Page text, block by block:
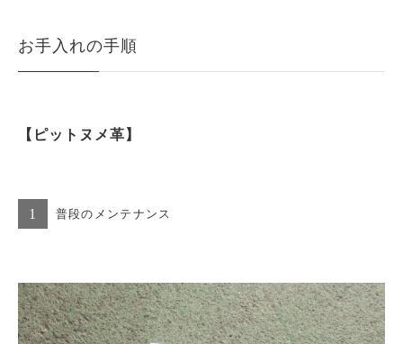
お手入れの手順
【ピットヌメ革】
1 普段のメンテナンス